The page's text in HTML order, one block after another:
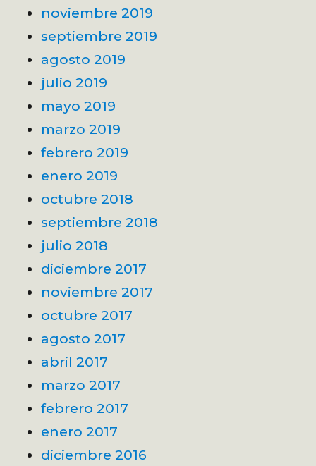
noviembre 2019
septiembre 2019
agosto 2019
julio 2019
mayo 2019
marzo 2019
febrero 2019
enero 2019
octubre 2018
septiembre 2018
julio 2018
diciembre 2017
noviembre 2017
octubre 2017
agosto 2017
abril 2017
marzo 2017
febrero 2017
enero 2017
diciembre 2016